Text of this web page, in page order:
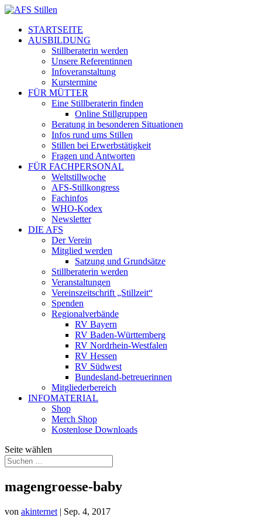
STARTSEITE
AUSBILDUNG
Stillberaterin werden
Unsere Referentinnen
Infoveranstaltung
Kurstermine
FÜR MÜTTER
Eine Stillberaterin finden
Online Stillgruppen
Beratung in besonderen Situationen
Infos rund ums Stillen
Stillen bei Erwerbstätigkeit
Fragen und Antworten
FÜR FACHPERSONAL
Weltstillwoche
AFS-Stillkongress
Fachinfos
WHO-Kodex
Newsletter
DIE AFS
Der Verein
Mitglied werden
Satzung und Grundsätze
Stillberaterin werden
Veranstaltungen
Vereinszeitschrift „Stillzeit“
Spenden
Regionalverbände
RV Bayern
RV Baden-Württemberg
RV Nordrhein-Westfalen
RV Hessen
RV Südwest
Bundesland-betreuerinnen
Mitgliederbereich
INFOMATERIAL
Shop
Merch Shop
Kostenlose Downloads
Seite wählen
magengroesse-baby
von akinternet | Sep. 4, 2017